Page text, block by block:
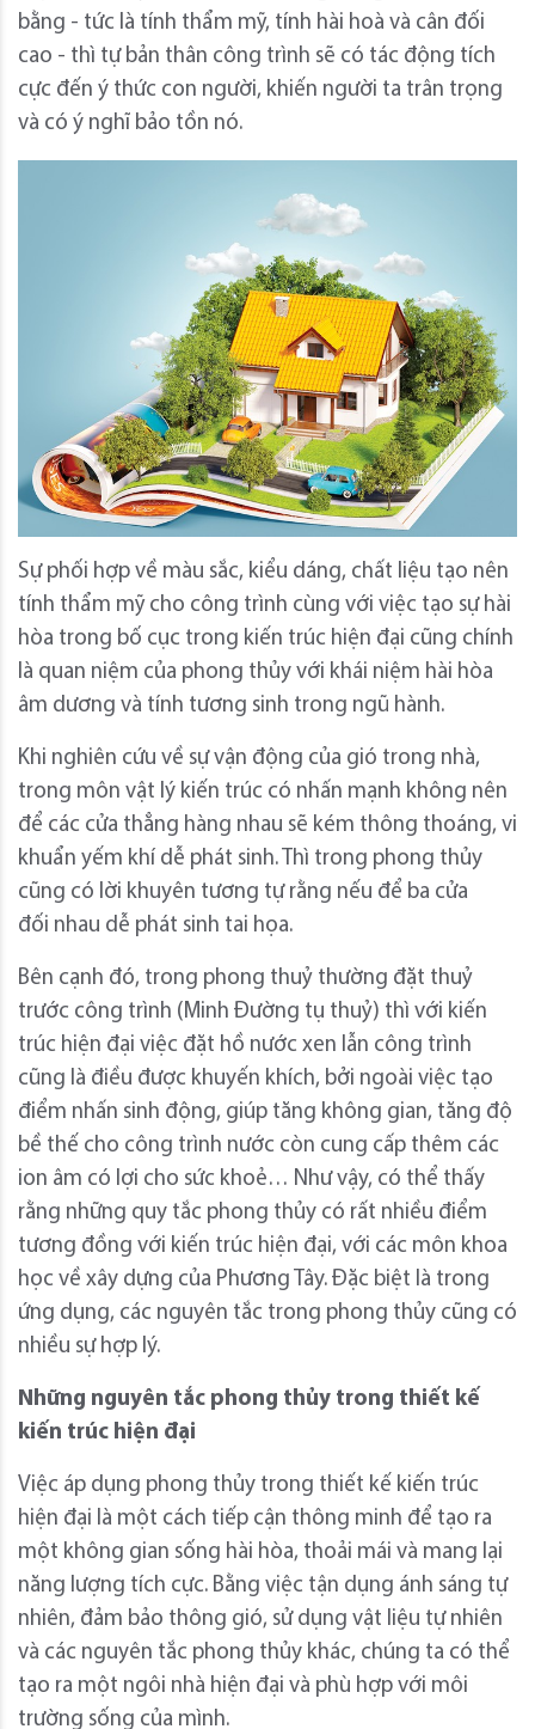
bằng - tức là tính thẩm mỹ, tính hài hoà và cân đối
cao - thì tự bản thân công trình sẽ có tác động tích
cực đến ý thức con người, khiến người ta trân trọng
và có ý nghĩ bảo tồn nó.
Sự phối hợp về màu sắc, kiểu dáng, chất liệu tạo nên
tính thẩm mỹ cho công trình cùng với việc tạo sự hài
hòa trong bố cục trong kiến trúc hiện đại cũng chính
là quan niệm của phong thủy với khái niệm hài hòa
âm dương và tính tương sinh trong ngũ hành.
Khi nghiên cứu về sự vận động của gió trong nhà,
trong môn vật lý kiến trúc có nhấn mạnh không nên
để các cửa thẳng hàng nhau sẽ kém thông thoáng, vi
khuẩn yếm khí dễ phát sinh. Thì trong phong thủy
cũng có lời khuyên tương tự rằng nếu để ba cửa
đối nhau dễ phát sinh tai họa.
Bên cạnh đó, trong phong thuỷ thường đặt thuỷ
trước công trình (Minh Đường tụ thuỷ) thì với kiến
trúc hiện đại việc đặt hồ nước xen lẫn công trình
cũng là điều được khuyến khích, bởi ngoài việc tạo
điểm nhấn sinh động, giúp tăng không gian, tăng độ
bề thế cho công trình nước còn cung cấp thêm các
ion âm có lợi cho sức khoẻ… Như vậy, có thể thấy
rằng những quy tắc phong thủy có rất nhiều điểm
tương đồng với kiến trúc hiện đại, với các môn khoa
học về xây dựng của Phương Tây. Đặc biệt là trong
ứng dụng, các nguyên tắc trong phong thủy cũng có
nhiều sự hợp lý.
Những nguyên tắc phong thủy trong thiết kế
kiến trúc hiện đại
Việc áp dụng phong thủy trong thiết kế kiến trúc
hiện đại là một cách tiếp cận thông minh để tạo ra
một không gian sống hài hòa, thoải mái và mang lại
năng lượng tích cực. Bằng việc tận dụng ánh sáng tự
nhiên, đảm bảo thông gió, sử dụng vật liệu tự nhiên
và các nguyên tắc phong thủy khác, chúng ta có thể
tạo ra một ngôi nhà hiện đại và phù hợp với môi
trường sống của mình.